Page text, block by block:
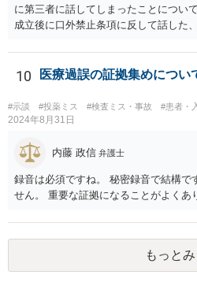
に第三者に話してしまったことについ
成立後に口外禁止条項に反して話した
10 医療過誤の証拠集めについ
#示談 #投薬ミス #検査ミス・事故 #患者・
2024年8月31日
内藤 政信 弁護士
録音は必須ですね。 秘密録音で結構で
せん。 重要な証拠になることがよくあ
もっとみ